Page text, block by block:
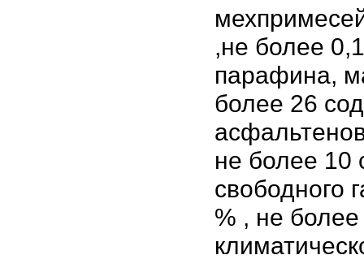
,не более
парафина,
более 26
не более 10
свободного
% , не